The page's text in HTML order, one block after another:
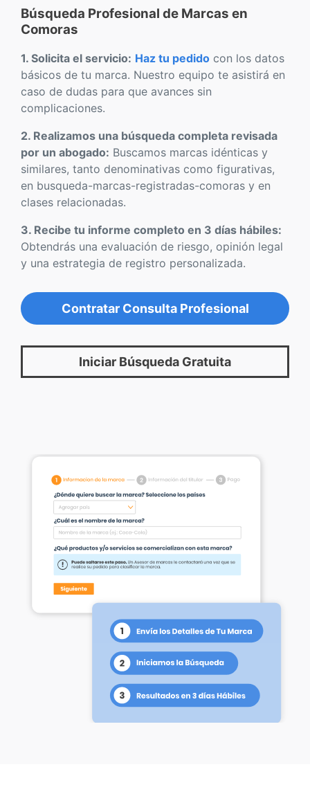
Búsqueda Profesional de Marcas en
Comoras
1. Solicita el servicio: Haz tu pedido con los datos
básicos de tu marca. Nuestro equipo te asistirá en
caso de dudas para que avances sin
complicaciones.
2. Realizamos una búsqueda completa revisada
por un abogado: Buscamos marcas idénticas y
similares, tanto denominativas como figurativas,
en busqueda-marcas-registradas-comoras y en
clases relacionadas.
3. Recibe tu informe completo en 3 días hábiles:
Obtendrás una evaluación de riesgo, opinión legal
y una estrategia de registro personalizada.
Contratar Consulta Profesional
Iniciar Búsqueda Gratuita